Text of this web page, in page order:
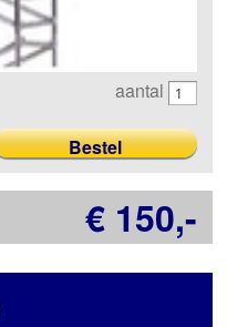
aantal
€ 150,-